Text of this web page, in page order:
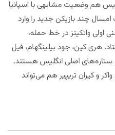
هم وضعیت مشابهی با اسپانیا
چند بازیکن جدید را وارد
اولی واتکینز در خط حمله،
هری کین، جود بیلینگهام، فیل
ستاره‌های اصلی انگلیس هستند.
و کیران تریپیر هم می‌تواند